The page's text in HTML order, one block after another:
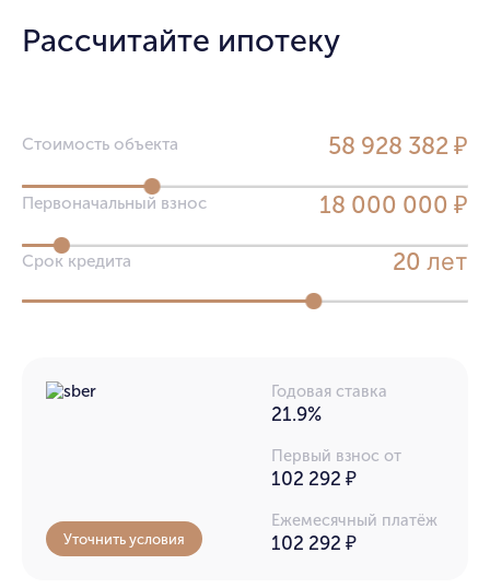
Рассчитайте ипотеку
Стоимость объекта 58 928 382 ₽
Первоначальный взнос 18 000 000 ₽
Срок кредита 20 лет
Годовая ставка
21.9%
Первый взнос от
102 292 ₽
Ежемесячный платёж
102 292 ₽
Уточнить условия